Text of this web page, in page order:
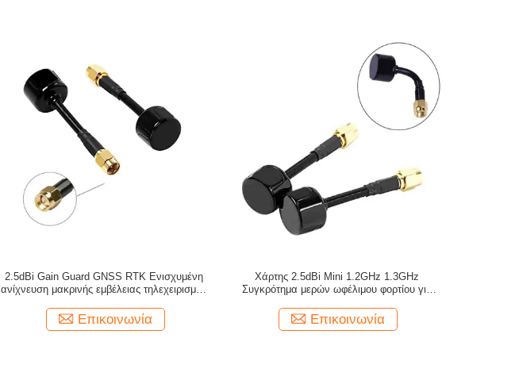
2.5dBi Gain Guard GNSS RTK Ενισχυμένη
ανίχνευση μακρινής εμβέλειας τηλεχειρισμού
Επικοινωνία
Χάρτης 2.5dBi Mini 1.2GHz 1.3GHz
Συγκρότημα μερών ωφέλιμου φορτίου για
Επικοινωνία